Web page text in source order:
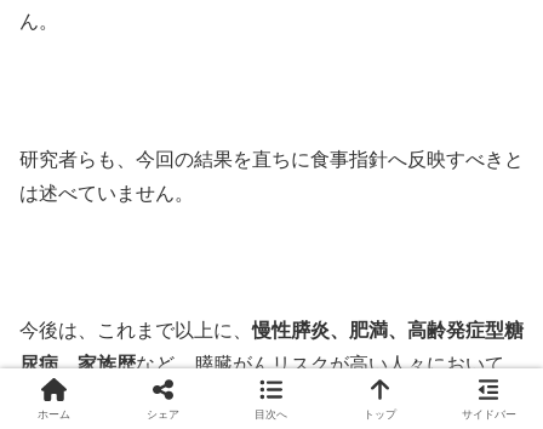
ん。
研究者らも、今回の結果を直ちに食事指針へ反映すべきと
は述べていません。
今後は、これまで以上に、慢性膵炎、肥満、高齢発症型糖
尿病、家族歴など、膵臓がんリスクが高い人々において、
脂肪酸組成がどのような影響を与えるのかを今後調べる必
ホーム シェア 目次へ トップ サイドバー